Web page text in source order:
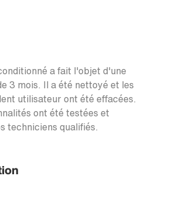
a fait l'objet d'une
3 mois. Il a été nettoyé et les
utilisateur ont été effacées.
ont été testées et
techniciens qualifiés.